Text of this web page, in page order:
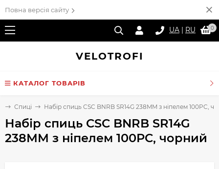
Повна версія сайту
UA | RU 0
VELOTROFI
КАТАЛОГ ТОВАРІВ
Спиці Набір спиць CSC BNRB SR14G 238MM з ніпелем 100PC,
Набір спиць CSC BNRB SR14G
238MM з ніпелем 100PC, чорний